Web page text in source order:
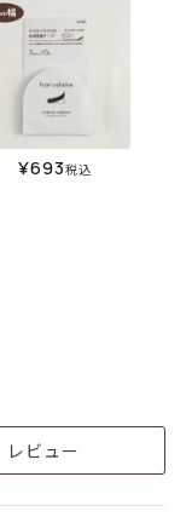
¥693税込
レビュー